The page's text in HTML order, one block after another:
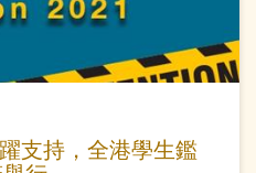
支持，全港學生鑑